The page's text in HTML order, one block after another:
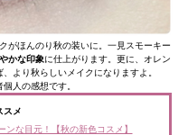
がほんのり秋の装いに。一見スモーキー
かな印象に仕上がります。更に、オレン
より秋らしいメイクになりますよ。
人の感想です。
スメ
な目元！【秋の新色コスメ】